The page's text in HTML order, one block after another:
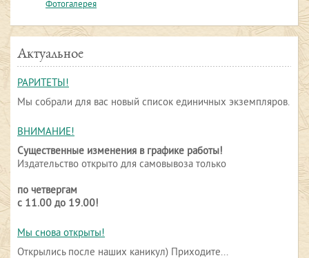
Фотогалерея
Актуальное
РАРИТЕТЫ!
Мы собрали для вас новый список единичных экземпляров.
ВНИМАНИЕ!
Существенные изменения в графике работы!
Издательство открыто для самовывоза только
по четвергам
с 11.00 до 19.00!
Мы снова открыты!
Открылись после наших каникул) Приходите...